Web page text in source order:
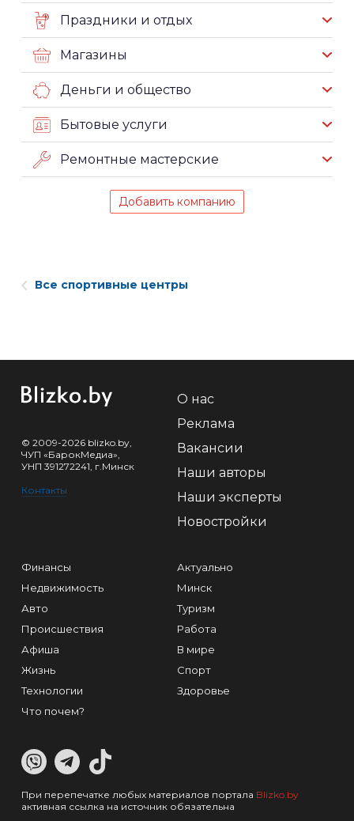
Праздники и отдых
Магазины
Деньги и общество
Бытовые услуги
Ремонтные мастерские
Добавить компанию
Все спортивные центры
© 2009-2026 blizko.by,
ЧУП «БарокМедиа»,
УНП 391272241, г.Минск
Контакты
О нас
Реклама
Вакансии
Наши авторы
Наши эксперты
Новостройки
Финансы
Недвижимость
Авто
Происшествия
Афиша
Жизнь
Технологии
Что почем?
Актуально
Минск
Туризм
Работа
В мире
Спорт
Здоровье
При перепечатке любых материалов портала Blizko.by
активная ссылка на источник обязательна